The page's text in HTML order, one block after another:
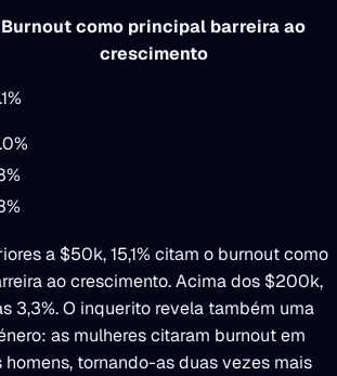
Burnout como principal barreira ao
crescimento
a $50k, 15,1% citam o burnout como
ao crescimento. Acima dos $200k,
3,3%. O inquerito revela também uma
as mulheres citaram burnout em
homens, tornando-as duas vezes mais